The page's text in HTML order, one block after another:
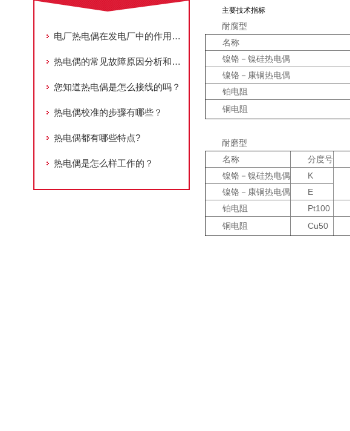
电厂热电偶在发电厂中的作用和重要性
热电偶的常见故障原因分析和处理办法
您知道热电偶是怎么接线的吗？
热电偶校准的步骤有哪些？
热电偶都有哪些特点?
热电偶是怎么样工作的？
主要技术指标
耐腐型
名称
镍铬－镍硅热电偶
镍铬－康铜热电偶
铂电阻
铜电阻
耐磨型
名称
分度号
镍铬－镍硅热电偶
K
镍铬－康铜热电偶
E
铂电阻
Pt100
铜电阻
Cu50